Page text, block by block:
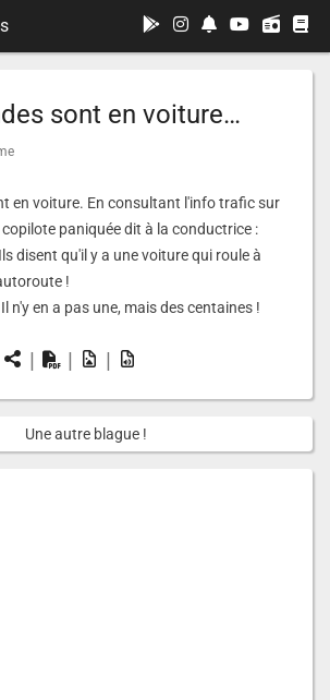
sont en voiture…
en voiture. En consultant l'info trafic sur
paniquée dit à la conductrice :
disent qu'il y a une voiture qui roule à
!
n'y en a pas une, mais des centaines !
| | |
Une autre blague !